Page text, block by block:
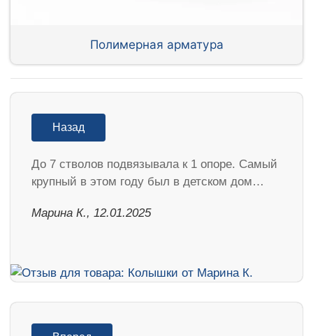
Полимерная арматура
Назад
До 7 стволов подвязывала к 1 опоре. Самый
крупный в этом году был в детском дом…
Марина К., 12.01.2025